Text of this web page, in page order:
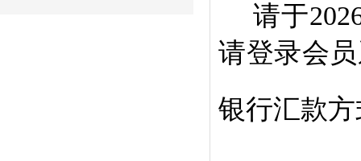
请于
请登录会
银行汇款